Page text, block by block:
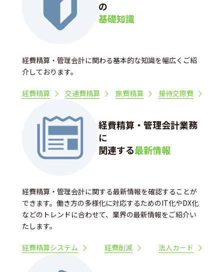
の
基礎知識
経費精算・管理会計に関わる基本的な知識を幅広くご紹
介しております。
経費精算 交通費精算 旅費精算 接待交際費
経費精算・管理会計業務
に
関連する最新情報
経費精算・管理会計に関する最新情報を確認することが
できます。働き方の多様化に対応するためのIT化やDX化
などのトレンドに合わせて、業界の最新情報をご紹介い
たします。
経費精算システム 経費削減 法人カード